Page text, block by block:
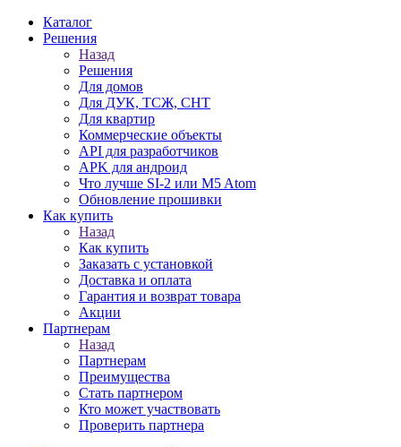
Каталог
Решения
Назад
Решения
Для домов
Для ДУК, ТСЖ, СНТ
Для квартир
Коммерческие объекты
API для разработчиков
APK для андроид
Что лучше SI-2 или M5 Atom
Обновление прошивки
Как купить
Назад
Как купить
Заказать с установкой
Доставка и оплата
Гарантия и возврат товара
Акции
Партнерам
Назад
Партнерам
Преимущества
Стать партнером
Кто может участвовать
Проверить партнера